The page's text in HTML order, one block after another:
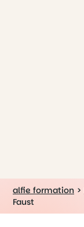
alfie formation >
Faust